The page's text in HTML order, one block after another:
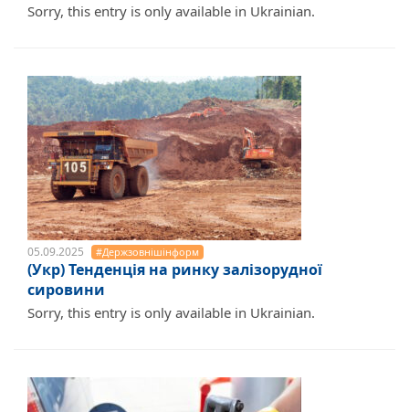
Sorry, this entry is only available in Ukrainian.
05.09.2025 #Держзовнішінформ
(Укр) Тенденція на ринку залізорудної
сировини
Sorry, this entry is only available in Ukrainian.